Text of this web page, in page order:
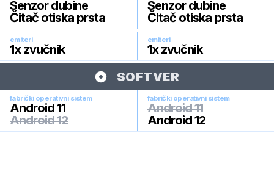
Senzor dubine
Čitač otiska prsta
Senzor dubine
Čitač otiska prsta
emiteri
1x zvučnik
emiteri
1x zvučnik
SOFTVER
fabrički operativni sistem
Android 11
Android 12
fabrički operativni sistem
Android 11
Android 12